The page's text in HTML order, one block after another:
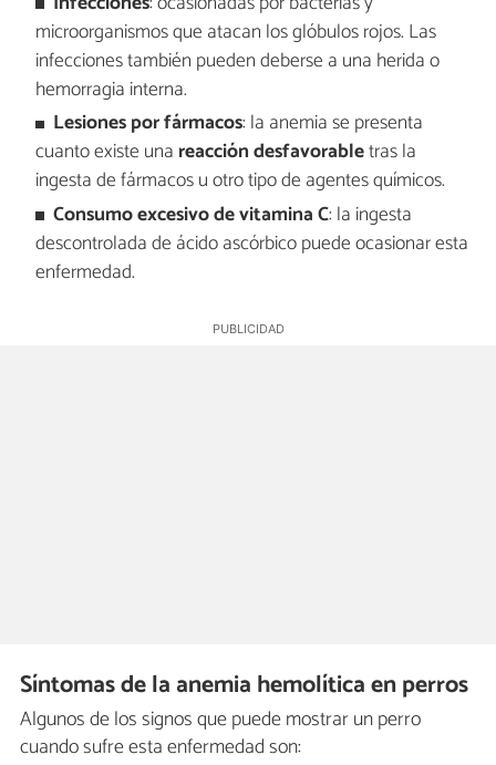
microorganismos que atacan los glóbulos rojos. Las
infecciones también pueden deberse a una herida o
hemorragia interna.
Lesiones por fármacos: la anemia se presenta
cuanto existe una reacción desfavorabletras la
ingesta de fármacos u otro tipo de agentes químicos.
Consumo excesivo de vitamina C: la ingesta
descontrolada de ácido ascórbico puede ocasionar esta
enfermedad.
Síntomas de la anemia hemolítica en perros
Algunos de los signos que puede mostrar un perro
cuando sufre esta enfermedad son: